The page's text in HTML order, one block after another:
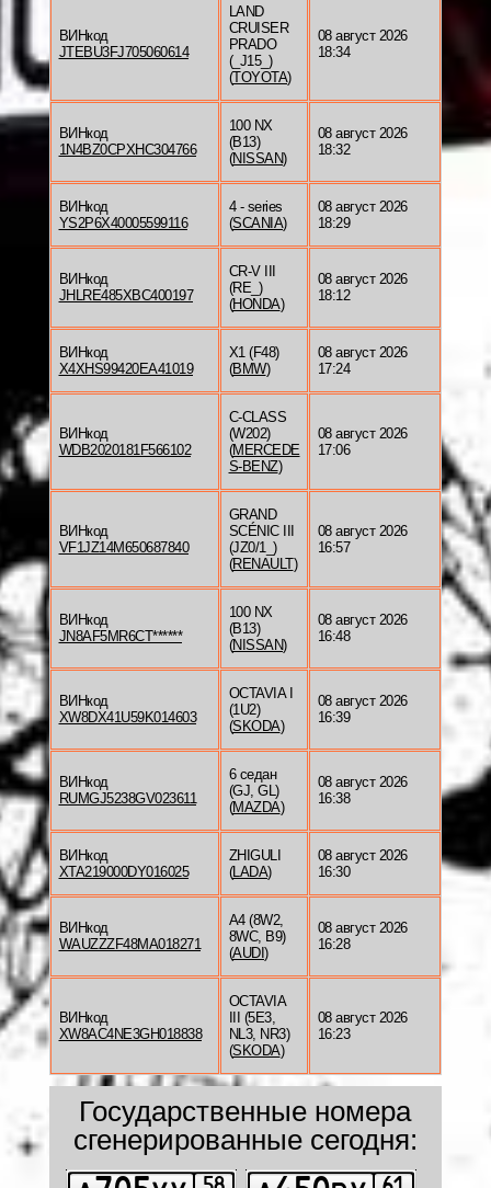
ВИНкод
JTEBU3FJ705060614
LAND
CRUISER
PRADO
(_J15_)
(TOYOTA)
08 август 2026
18:34
ВИНкод
1N4BZ0CPXHC304766
100 NX
(B13)
(NISSAN)
08 август 2026
18:32
ВИНкод
YS2P6X40005599116
4 - series
(SCANIA)
08 август 2026
18:29
ВИНкод
JHLRE485XBC400197
CR-V III
(RE_)
(HONDA)
08 август 2026
18:12
ВИНкод
X4XHS99420EA41019
X1 (F48)
(BMW)
08 август 2026
17:24
ВИНкод
WDB2020181F566102
C-CLASS
(W202)
(MERCEDE
S-BENZ)
08 август 2026
17:06
ВИНкод
VF1JZ14M650687840
GRAND
SCÉNIC III
(JZ0/1_)
(RENAULT)
08 август 2026
16:57
ВИНкод
JN8AF5MR6CT******
100 NX
(B13)
(NISSAN)
08 август 2026
16:48
ВИНкод
XW8DX41U59K014603
OCTAVIA I
(1U2)
(SKODA)
08 август 2026
16:39
ВИНкод
RUMGJ5238GV023611
6 седан
(GJ, GL)
(MAZDA)
08 август 2026
16:38
ВИНкод
XTA219000DY016025
ZHIGULI
(LADA)
08 август 2026
16:30
ВИНкод
WAUZZZF48MA018271
A4 (8W2,
8WC, B9)
(AUDI )
08 август 2026
16:28
ВИНкод
XW8AC4NE3GH018838
OCTAVIA
III (5E3,
NL3, NR3)
(SKODA)
08 август 2026
16:23
Государственные номера
сгенерированные сегодня: